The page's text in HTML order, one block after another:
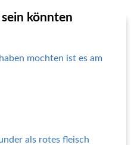
könnten
mochten ist es am
als rotes fleisch